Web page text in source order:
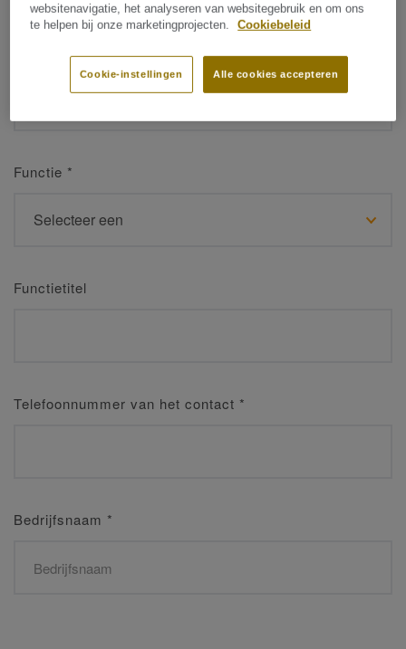
Achternaam*
Functie *
Functietitel
Telefoonnummer van het contact *
Bedrijfsnaam *
websitenavigatie, het analyseren van websitegebruik en om ons
te helpen bij onze marketingprojecten.
Cookiebeleid
Alle cookies accepteren
Cookie-instellingen